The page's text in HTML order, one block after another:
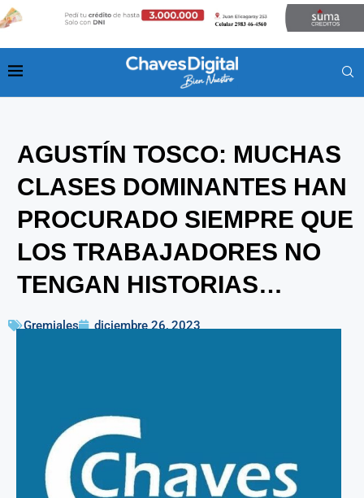
AGUSTÍN TOSCO: MUCHAS
CLASES DOMINANTES HAN
PROCURADO SIEMPRE QUE
LOS TRABAJADORES NO
TENGAN HISTORIAS…
Gremiales diciembre 26, 2023